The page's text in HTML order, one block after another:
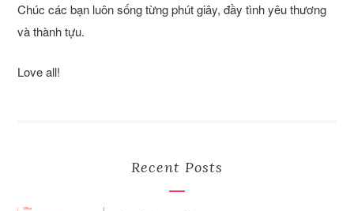
Chúc các bạn luôn sống từng phút giây, đầy tình yêu thương
và thành tựu.
Love all!
Recent Posts